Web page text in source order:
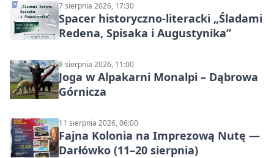
7 sierpnia 2026, 17:30
Spacer historyczno-literacki „Śladami
Redena, Spisaka i Augustynika”
8 sierpnia 2026, 11:00
Joga w Alpakarni Monalpi – Dąbrowa
Górnicza
11 sierpnia 2026, 06:00
Fajna Kolonia na Imprezową Nutę —
Darłówko (11–20 sierpnia)